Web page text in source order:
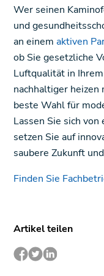
Wer seinen
und
an einemaktiven
ob Sie gesetzliche
Luftqualität in
nachhaltiger heizen
beste Wahl für
Lassen Sie sich
setzen Sie auf
saubere Zukunft
Finden Sie
Artikel teilen